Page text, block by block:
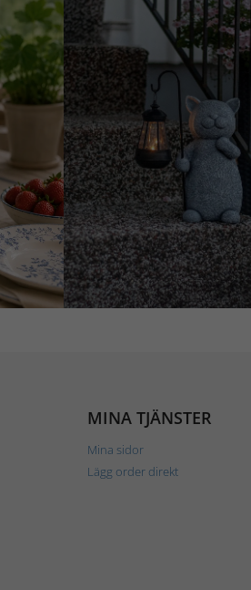
MINA TJÄNSTER
Mina sidor
Lägg order direkt